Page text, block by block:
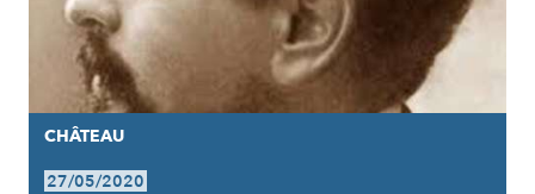
CHÂTEAU
27/05/2020